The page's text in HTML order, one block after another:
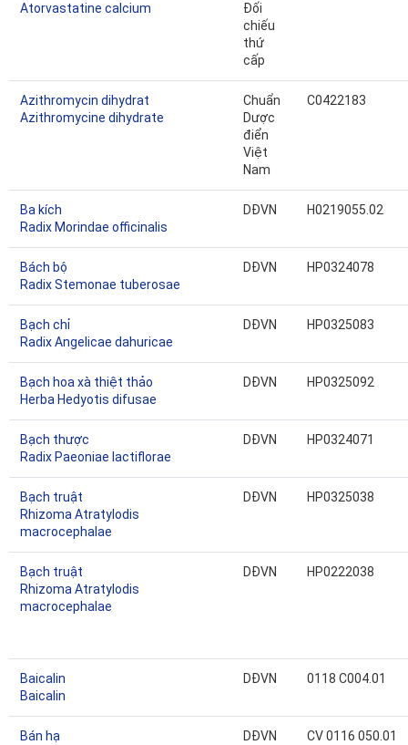
Atorvastatine calcium
Đối
chiếu
thứ
cấp
Azithromycin dihydrat
Azithromycine dihydrate
Chuẩn
Dược
điển
Việt
Nam
C0422183
Ba kích
Radix Morindae officinalis
DĐVN H0219055.02
Bách bộ
Radix Stemonae tuberosae
DĐVN HP0324078
Bạch chỉ
Radix Angelicae dahuricae
DĐVN HP0325083
Bạch hoa xà thiệt thảo
Herba Hedyotis difusae
DĐVN HP0325092
Bạch thược
Radix Paeoniae lactiflorae
DĐVN HP0324071
Bạch truật
Rhizoma Atratylodis
macrocephalae
DĐVN HP0325038
Bạch truật
Rhizoma Atratylodis
macrocephalae
DĐVN HP0222038
Baicalin
Baicalin
DĐVN 0118 C004.01
Bán hạ
DĐVN CV 0116 050.01